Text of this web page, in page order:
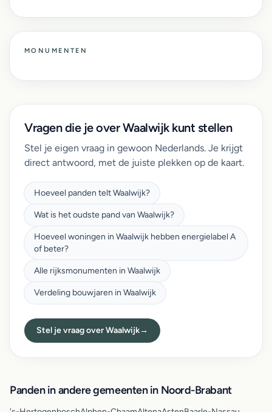
MONUMENTEN
Vragen die je over Waalwijk kunt stellen
Stel je eigen vraag in gewoon Nederlands. Je krijgt
direct antwoord, met de juiste plekken op de kaart.
Hoeveel panden telt Waalwijk?
Wat is het oudste pand van Waalwijk?
Hoeveel woningen in Waalwijk hebben energielabel A
of beter?
Alle rijksmonumenten in Waalwijk
Verdeling bouwjaren in Waalwijk
Stel je vraag over Waalwijk→
Panden in andere gemeenten in Noord-Brabant